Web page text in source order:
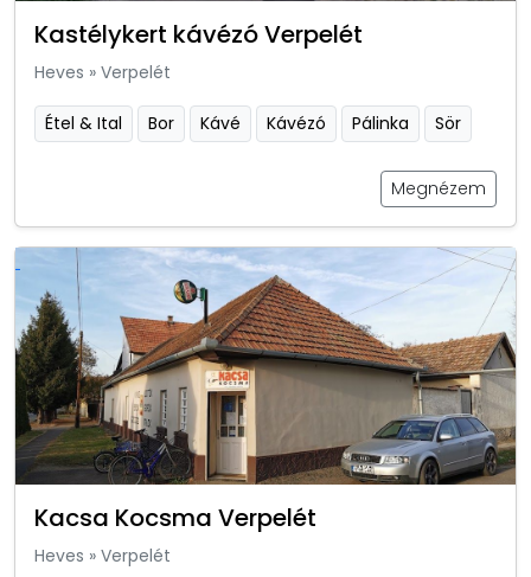
Kastélykert kávézó Verpelét
Heves » Verpelét
Étel & Ital Bor Kávé Kávézó Pálinka Sör
Megnézem
Kacsa Kocsma Verpelét
Heves » Verpelét